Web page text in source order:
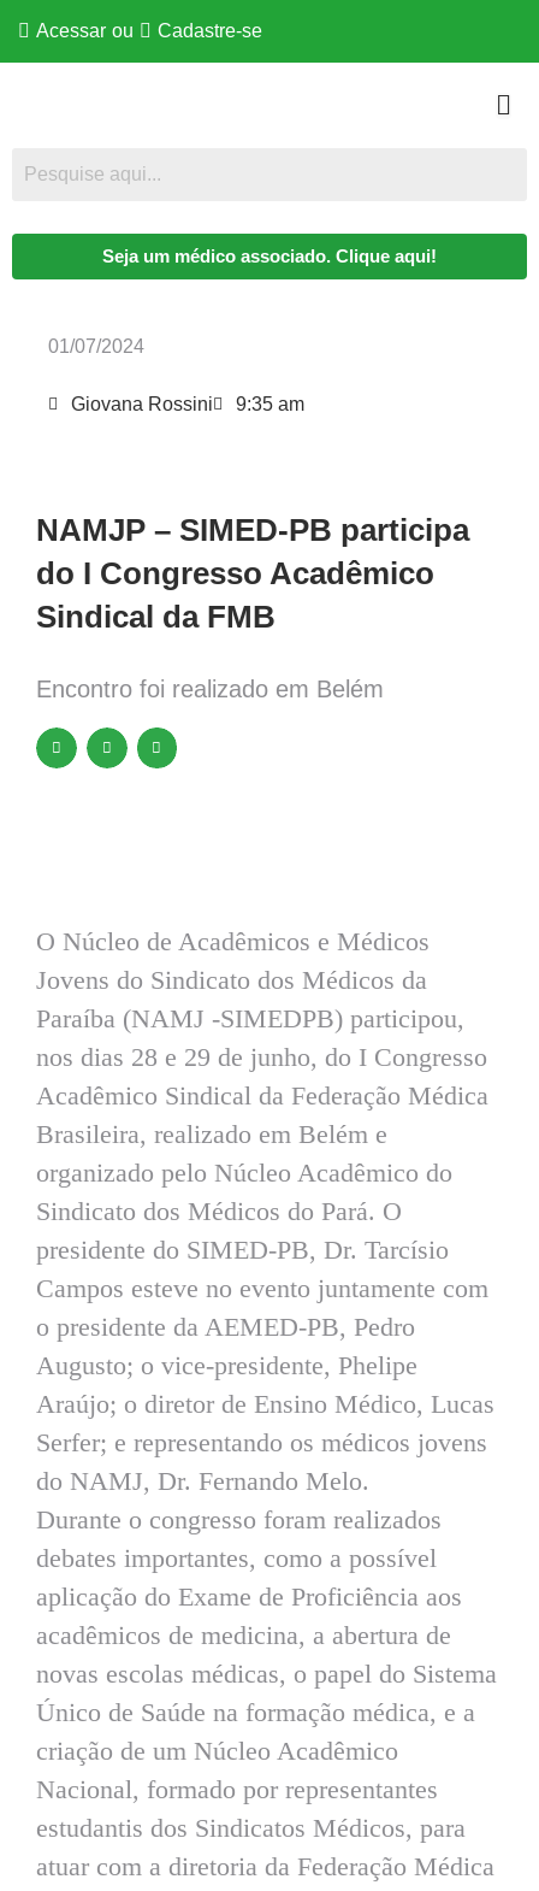
Acessar ou Cadastre-se
Seja um médico associado. Clique aqui!
01/07/2024
Giovana Rossini 9:35 am
NAMJP – SIMED-PB participa
do I Congresso Acadêmico
Sindical da FMB
Encontro foi realizado em Belém
O Núcleo de Acadêmicos e Médicos
Jovens do Sindicato dos Médicos da
Paraíba (NAMJ -SIMEDPB) participou,
nos dias 28 e 29 de junho, do I Congresso
Acadêmico Sindical da Federação Médica
Brasileira, realizado em Belém e
organizado pelo Núcleo Acadêmico do
Sindicato dos Médicos do Pará. O
presidente do SIMED-PB, Dr. Tarcísio
Campos esteve no evento juntamente com
o presidente da AEMED-PB, Pedro
Augusto; o vice-presidente, Phelipe
Araújo; o diretor de Ensino Médico, Lucas
Serfer; e representando os médicos jovens
do NAMJ, Dr. Fernando Melo.
Durante o congresso foram realizados
debates importantes, como a possível
aplicação do Exame de Proficiência aos
acadêmicos de medicina, a abertura de
novas escolas médicas, o papel do Sistema
Único de Saúde na formação médica, e a
criação de um Núcleo Acadêmico
Nacional, formado por representantes
estudantis dos Sindicatos Médicos, para
atuar com a diretoria da Federação Médica